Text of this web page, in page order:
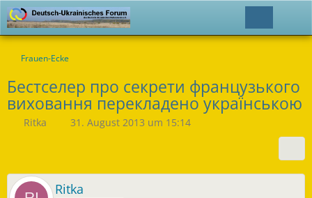
Frauen-Ecke
Бестселер про секрети французького
виховання перекладено українською
Ritka 31. August 2013 um 15:14
Ritka